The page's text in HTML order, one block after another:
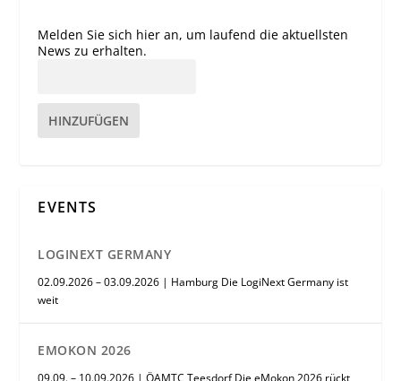
Melden Sie sich hier an, um laufend die aktuellsten
News zu erhalten.
HINZUFÜGEN
EVENTS
LOGINEXT GERMANY
02.09.2026 – 03.09.2026 | Hamburg Die LogiNext Germany ist
weit
EMOKON 2026